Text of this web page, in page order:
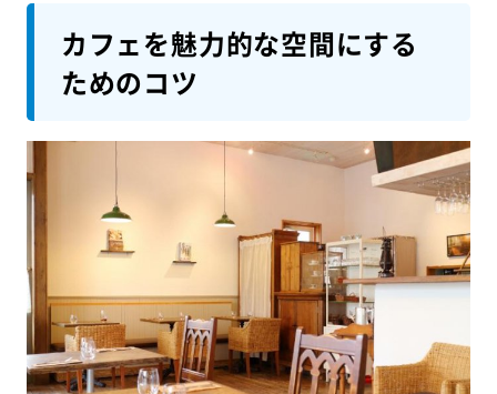
カフェを魅力的な空間にする
ためのコツ